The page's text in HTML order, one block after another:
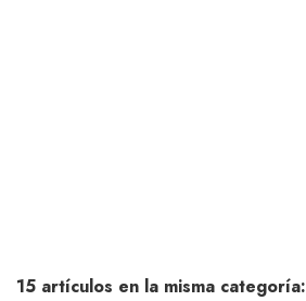
15 artículos en la misma categoría: